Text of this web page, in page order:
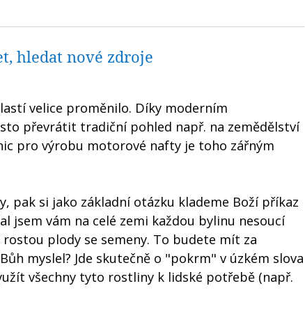
hledat nové zdroje
velice proměnilo. Díky moderním
převrátit tradiční pohled např. na zemědělství
pro výrobu motorové nafty je toho zářným
pak si jako základní otázku klademe Boží příkaz
jsem vám na celé zemi každou bylinu nesoucí
plody se semeny. To budete mít za
myslel? Jde skutečně o "pokrm" v úzkém slova
všechny tyto rostliny k lidské potřebě (např.